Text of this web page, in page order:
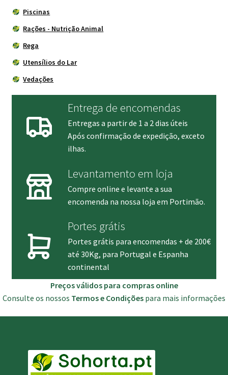
Piscinas
Rações - Nutrição Animal
Rega
Utensílios do Lar
Vedações
Entrega de encomendas
Entregas a partir de 1 a 2 dias úteis
Após confirmação de expedição, exceto
ilhas.
Levantamento em loja
Compre online e levante a sua
encomenda na nossa loja em Portimão.
Portes grátis
Portes grátis para encomendas + de 200€
até 30Kg, para Portugal e Espanha
continental
Preços válidos para compras online
Consulte os nossos Termos e Condições para mais informações